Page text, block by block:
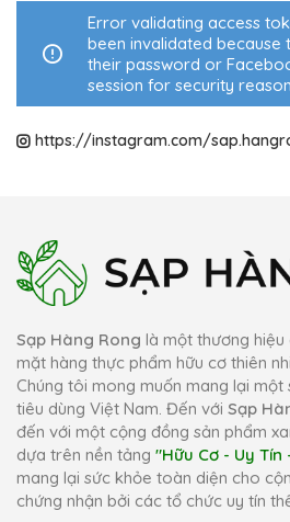
Error validating access
been invalidated because
their password or
session for security
https://instagram.com/
Sạp Hàng Rong là một thương
mặt hàng thực phẩm hữu cơ thiên
Chúng tôi mong muốn mang lại
tiêu dùng Việt Nam. Đến với Sạp
đến với một cộng đồng sản phẩm
dựa trên nền tảng "Hữu Cơ - Uy Tín
mang lại sức khỏe toàn diện cho
chứng nhận bởi các tổ chức uy tín